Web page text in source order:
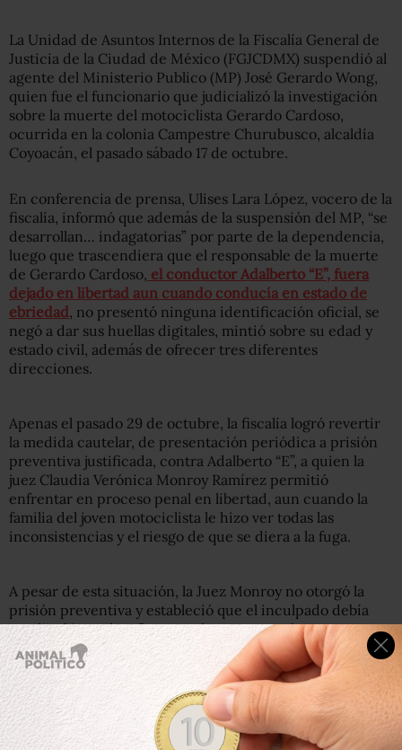
La Unidad de Asuntos Internos de la Fiscalía General de
Justicia de la Ciudad de México (FGJCDMX) suspendió al
agente del Ministerio Publico (MP) José Gerardo Wong,
quien fue el funcionario que judicializó la investigación
sobre la muerte del motociclista Gerardo Cardoso,
ocurrida en la colonia Campestre Churubusco, alcaldía
Coyoacán, el pasado sábado 17 de octubre.
En conferencia de prensa, Ulises Lara López, vocero de la
fiscalía, informó que además de la suspensión del MP, “se
desarrollan… indagatorias” por parte de la dependencia,
luego que trascendiera que el responsable de la muerte
de Gerardo Cardoso, el conductor Adalberto “E”, fuera
dejado en libertad aun cuando conducía en estado de
ebriedad, no presentó ninguna identificación oficial, se
negó a dar sus huellas digitales, mintió sobre su edad y
estado civil, además de ofrecer tres diferentes
direcciones.
Apenas el pasado 29 de octubre, la fiscalía logró revertir
la medida cautelar, de presentación periódica a prisión
preventiva justificada, contra Adalberto “E”, a quien la
juez Claudia Verónica Monroy Ramírez permitió
enfrentar en proceso penal en libertad, aun cuando la
familia del joven motociclista le hizo ver todas las
inconsistencias y el riesgo de que se diera a la fuga.
A pesar de esta situación, la Juez Monroy no otorgó la
prisión preventiva y estableció que el inculpado debía
acudir al juzgado a firmar cada semana en lo que se
desarrolla el juicio en su contra.
Tras una nueva audiencia el jueves, la Fiscalía de Justicia
informó que un juez de control les otorgó la prisión
preventiva contra Adalberto, quien ese mismo día fue